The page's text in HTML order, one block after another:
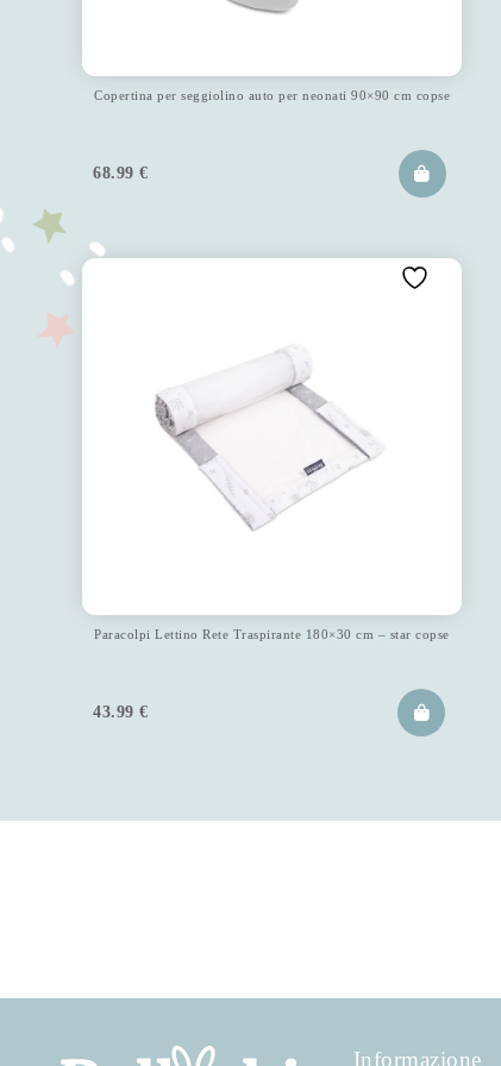
Copertina per seggiolino auto per neonati 90×90 cm copse
68.99 €
Paracolpi Lettino Rete Traspirante 180×30 cm – star copse
43.99 €
Informazione